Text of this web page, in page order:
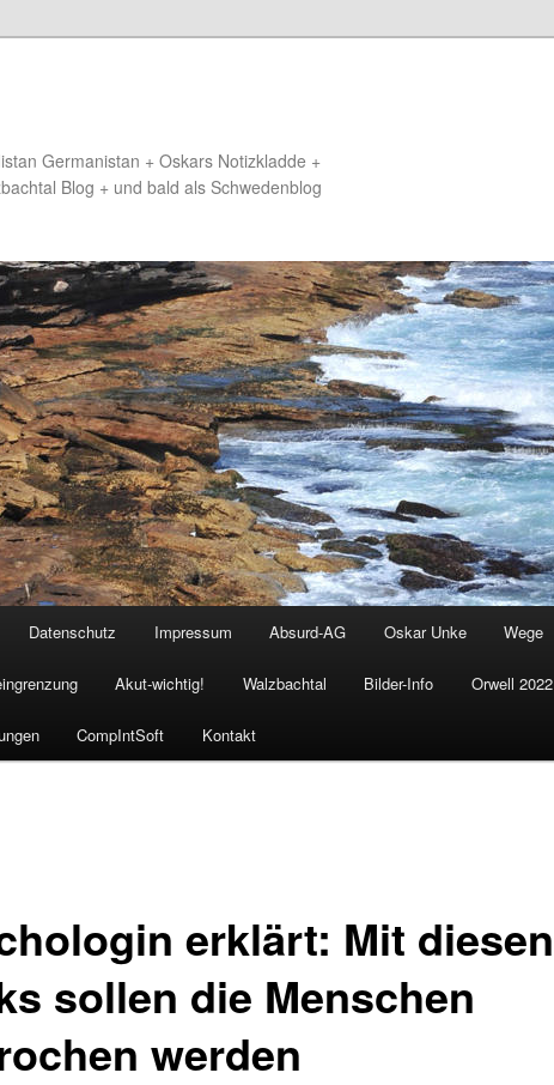
Germanistan + Oskars Notizkladde +
Blog + und bald als Schwedenblog
Datenschutz Impressum Absurd-AG Oskar Unke Wege
Akut-wichtig! Walzbachtal Bilder-Info Orwell 2022
CompIntSoft Kontakt
erklärt: Mit diesen
sollen die Menschen
werden